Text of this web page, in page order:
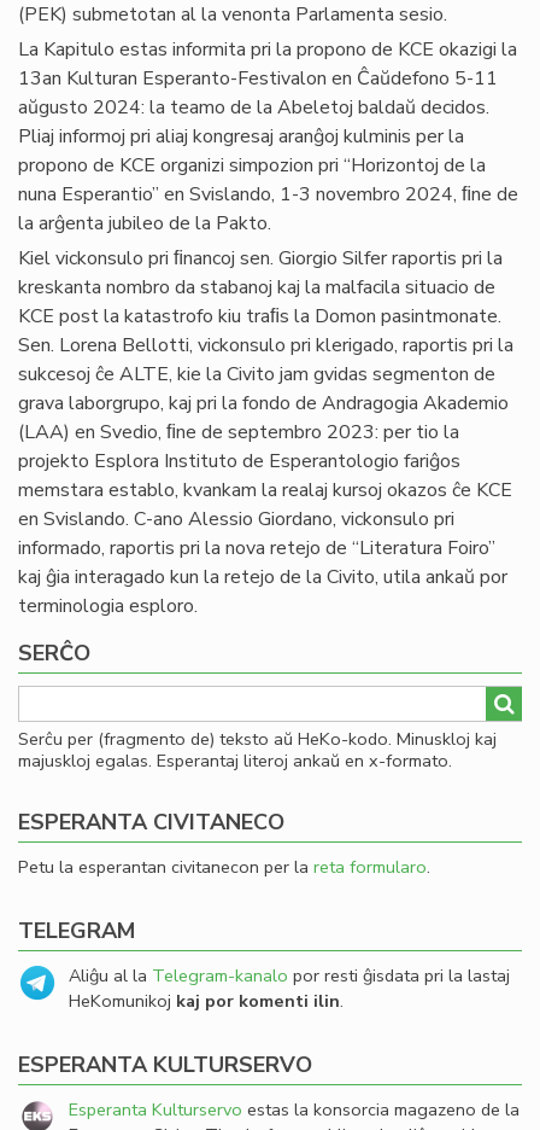
(PEK) submetotan al la venonta Parlamenta sesio.
La Kapitulo estas informita pri la propono de KCE okazigi la
13an Kulturan Esperanto-Festivalon en Ĉaŭdefono 5-11
aŭgusto 2024: la teamo de la Abeletoj baldaŭ decidos.
Pliaj informoj pri aliaj kongresaj aranĝoj kulminis per la
propono de KCE organizi simpozion pri “Horizontoj de la
nuna Esperantio” en Svislando, 1-3 novembro 2024, ﬁne de
la arĝenta jubileo de la Pakto.
Kiel vickonsulo pri ﬁnancoj sen. Giorgio Silfer raportis pri la
kreskanta nombro da stabanoj kaj la malfacila situacio de
KCE post la katastrofo kiu traﬁs la Domon pasintmonate.
Sen. Lorena Bellotti, vickonsulo pri klerigado, raportis pri la
sukcesoj ĉe ALTE, kie la Civito jam gvidas segmenton de
grava laborgrupo, kaj pri la fondo de Andragogia Akademio
(LAA) en Svedio, ﬁne de septembro 2023: per tio la
projekto Esplora Instituto de Esperantologio fariĝos
memstara establo, kvankam la realaj kursoj okazos ĉe KCE
en Svislando. C-ano Alessio Giordano, vickonsulo pri
informado, raportis pri la nova retejo de “Literatura Foiro”
kaj ĝia interagado kun la retejo de la Civito, utila ankaŭ por
terminologia esploro.
SERĈO
Serĉu per (fragmento de) teksto aŭ HeKo-kodo. Minuskloj kaj
majuskloj egalas. Esperantaj literoj ankaŭ en x-formato.
ESPERANTA CIVITANECO
Petu la esperantan civitanecon per la reta formularo.
TELEGRAM
Aliĝu al la Telegram-kanalo por resti ĝisdata pri la lastaj
HeKomunikoj kaj por komenti ilin.
ESPERANTA KULTURSERVO
Esperanta Kulturservo estas la konsorcia magazeno de la